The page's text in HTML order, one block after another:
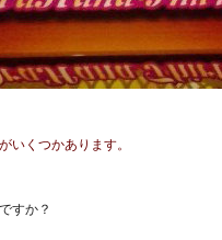
いくつかあります。
すか？